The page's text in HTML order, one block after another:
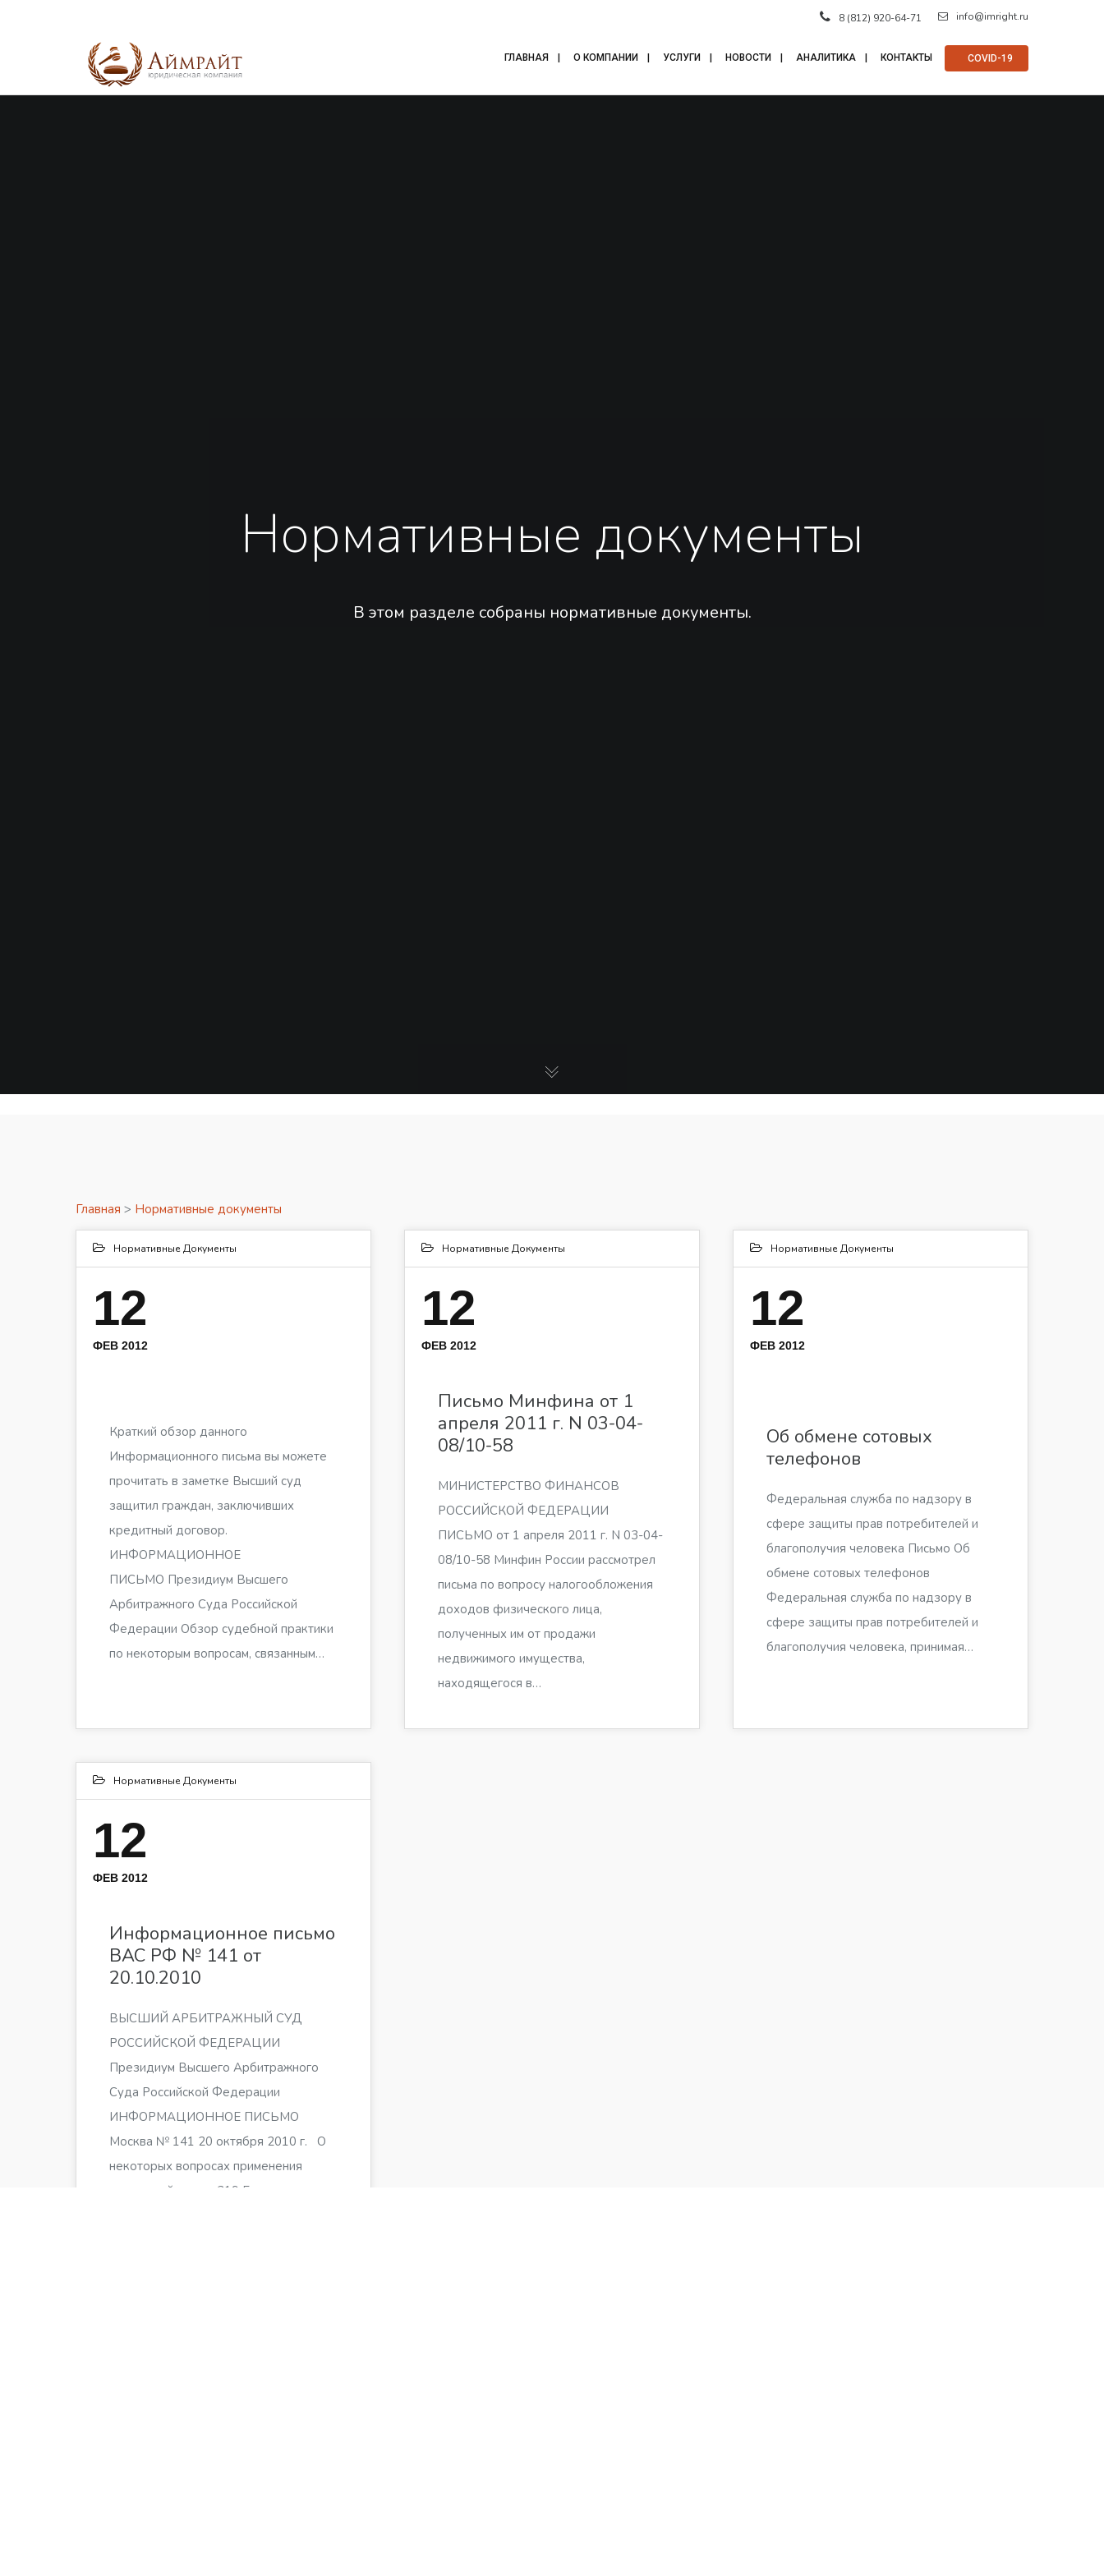
info@imright.ru
8 (812) 920-64-71
ГЛАВНАЯ О КОМПАНИИ УСЛУГИ НОВОСТИ АНАЛИТИКА КОНТАКТЫ ⠀COVID-19
Нормативные документы
В этом разделе собраны нормативные документы.
Главная > Нормативные документы
Нормативные Документы
12
ФЕВ 2012
Краткий обзор данного
Информационного письма вы можете
прочитать в заметке Высший суд
защитил граждан, заключивших
кредитный договор.
ИНФОРМАЦИОННОЕ
ПИСЬМО Президиум Высшего
Арбитражного Суда Российской
Федерации Обзор судебной практики
по некоторым вопросам, связанным…
Нормативные Документы
12
ФЕВ 2012
Письмо Минфина от 1
апреля 2011 г. N 03-04-
08/10-58
МИНИСТЕРСТВО ФИНАНСОВ
РОССИЙСКОЙ ФЕДЕРАЦИИ
ПИСЬМО от 1 апреля 2011 г. N 03-04-
08/10-58 Минфин России рассмотрел
письма по вопросу налогообложения
доходов физического лица,
полученных им от продажи
недвижимого имущества,
находящегося в…
Нормативные Документы
12
ФЕВ 2012
Об обмене сотовых
телефонов
Федеральная служба по надзору в
сфере защиты прав потребителей и
благополучия человека Письмо Об
обмене сотовых телефонов
Федеральная служба по надзору в
сфере защиты прав потребителей и
благополучия человека, принимая…
Нормативные Документы
12
ФЕВ 2012
Информационное письмо
ВАС РФ № 141 от
20.10.2010
ВЫСШИЙ АРБИТРАЖНЫЙ СУД
РОССИЙСКОЙ ФЕДЕРАЦИИ
Президиум Высшего Арбитражного
Суда Российской Федерации
ИНФОРМАЦИОННОЕ ПИСЬМО
Москва № 141 20 октября 2010 г. О
некоторых вопросах применения
положений статьи 319 Гражданского